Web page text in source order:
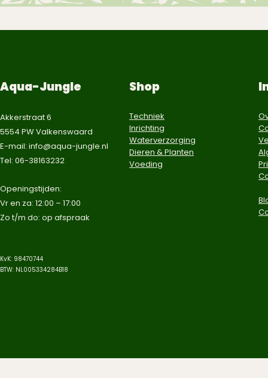
Aqua-Jungle
Akkerstraat 6
5554 PW Valkenswaard
E-mail: info@aqua-jungle.nl
Tel: 06-38163232
​Openingstijden:
Vr en za: 12:00 – 17:00
Zo t/m do: op afspraak​
KvK: 98470744
BTW: NL005334284B18
Shop
Techniek
Inrichting
Waterverzorging
Dieren & Planten
Voeding